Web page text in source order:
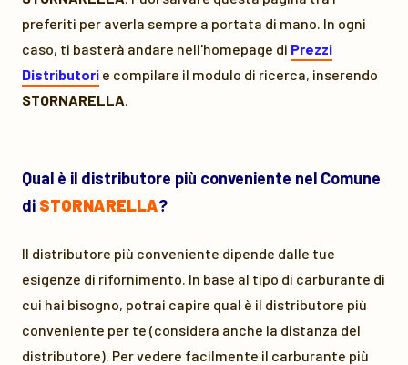
preferiti per averla sempre a portata di mano. In ogni
caso, ti basterà andare nell'homepage di Prezzi
Distributori e compilare il modulo di ricerca, inserendo
STORNARELLA.
Qual è il distributore più conveniente nel Comune
di STORNARELLA?
Il distributore più conveniente dipende dalle tue
esigenze di rifornimento. In base al tipo di carburante di
cui hai bisogno, potrai capire qual è il distributore più
conveniente per te (considera anche la distanza del
distributore). Per vedere facilmente il carburante più